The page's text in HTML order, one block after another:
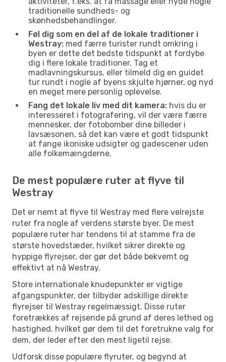
traditionelle sundheds- og
skønhedsbehandlinger.
Føl dig som en del af de lokale traditioner i
Westray: med færre turister rundt omkring i
byen er dette det bedste tidspunkt at fordybe
dig i flere lokale traditioner. Tag et
madlavningskursus, eller tilmeld dig en guidet
tur rundt i nogle af byens skjulte hjørner, og nyd
en meget mere personlig oplevelse.
Fang det lokale liv med dit kamera: hvis du er
interesseret i fotografering, vil der være færre
mennesker, der fotobomber dine billeder i
lavsæsonen, så det kan være et godt tidspunkt
at fange ikoniske udsigter og gadescener uden
alle folkemængderne.
De mest populære ruter at flyve til
Westray
Det er nemt at flyve til Westray med flere velrejste
ruter fra nogle af verdens største byer. De mest
populære ruter har tendens til at stamme fra de
største hovedstæder, hvilket sikrer direkte og
hyppige flyrejser, der gør det både bekvemt og
effektivt at nå Westray.
Store internationale knudepunkter er vigtige
afgangspunkter, der tilbyder adskillige direkte
flyrejser til Westray regelmæssigt. Disse ruter
foretrækkes af rejsende på grund af deres lethed og
hastighed, hvilket gør dem til det foretrukne valg for
dem, der leder efter den mest ligetil rejse.
Udforsk disse populære flyruter, og begynd at